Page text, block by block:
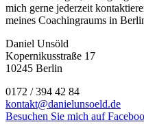
mich gerne jederzeit
meines Coachingraums in
Daniel Unsöld
Kopernikusstraße 17
10245 Berlin
0172 / 394 42 84
kontakt@danielunsoeld.de
Besuchen Sie mich auf